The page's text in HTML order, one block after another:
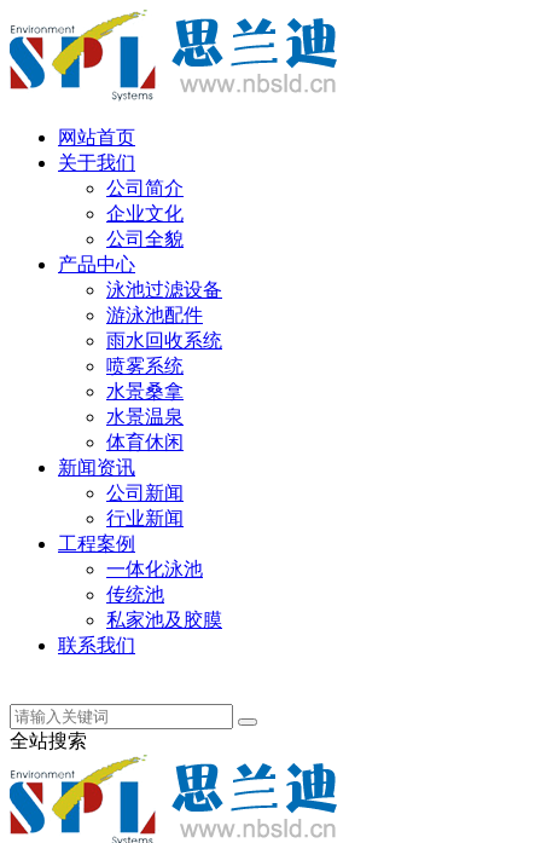
网站首页
关于我们
公司简介
企业文化
公司全貌
产品中心
泳池过滤设备
游泳池配件
雨水回收系统
喷雾系统
水景桑拿
水景温泉
体育休闲
新闻资讯
公司新闻
行业新闻
工程案例
一体化泳池
传统池
私家池及胶膜
联系我们
全站搜索